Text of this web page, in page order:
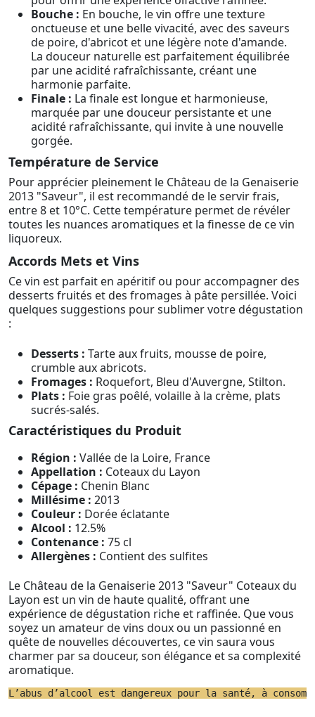
Bouche : En bouche, le vin offre une texture
onctueuse et une belle vivacité, avec des saveurs
de poire, d'abricot et une légère note d'amande.
La douceur naturelle est parfaitement équilibrée
par une acidité rafraîchissante, créant une
harmonie parfaite.
Finale : La finale est longue et harmonieuse,
marquée par une douceur persistante et une
acidité rafraîchissante, qui invite à une nouvelle
gorgée.
Température de Service
Pour apprécier pleinement le Château de la Genaiserie
2013 "Saveur", il est recommandé de le servir frais,
entre 8 et 10°C. Cette température permet de révéler
toutes les nuances aromatiques et la finesse de ce vin
liquoreux.
Accords Mets et Vins
Ce vin est parfait en apéritif ou pour accompagner des
desserts fruités et des fromages à pâte persillée. Voici
quelques suggestions pour sublimer votre dégustation
:
Desserts : Tarte aux fruits, mousse de poire,
crumble aux abricots.
Fromages : Roquefort, Bleu d'Auvergne, Stilton.
Plats : Foie gras poêlé, volaille à la crème, plats
sucrés-salés.
Caractéristiques du Produit
Région : Vallée de la Loire, France
Appellation : Coteaux du Layon
Cépage : Chenin Blanc
Millésime : 2013
Couleur : Dorée éclatante
Alcool : 12.5%
Contenance : 75 cl
Allergènes : Contient des sulfites
Le Château de la Genaiserie 2013 "Saveur" Coteaux du
Layon est un vin de haute qualité, offrant une
expérience de dégustation riche et raffinée. Que vous
soyez un amateur de vins doux ou un passionné en
quête de nouvelles découvertes, ce vin saura vous
charmer par sa douceur, son élégance et sa complexité
aromatique.
L’abus d’alcool est dangereux pour la santé, à